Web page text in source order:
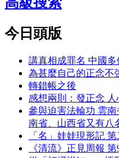
今日頭版
講真相成罪名 中國
為甚麼自己的正念不
轉錯帳之後
感想兩則：發正念 人
參與迫害法輪功 雲
南省、山西省又有八
「名」娃娃現形記 第
《清流》正見周報 第